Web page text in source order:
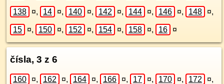
138 ¤, 14 ¤, 140 ¤, 142 ¤, 144 ¤, 146 ¤, 148 ¤,
15 ¤, 150 ¤, 152 ¤, 154 ¤, 158 ¤, 16 ¤
čísla, 3 z 6
160 ¤, 162 ¤, 164 ¤, 166 ¤, 17 ¤, 170 ¤, 172 ¤,